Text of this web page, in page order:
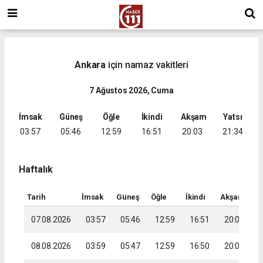
Ankara için namaz vakitleri
7 Ağustos 2026, Cuma
İmsak
03:57
Güneş
05:46
Öğle
12:59
İkindi
16:51
Akşam
20:03
Yatsı
21:34
Haftalık
Tarih İmsak Güneş Öğle İkindi Akşam
07.08.2026 03:57 05:46 12:59 16:51 20:03
08.08.2026 03:59 05:47 12:59 16:50 20:01